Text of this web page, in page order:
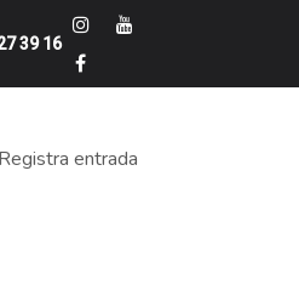
39 16
Registra entrada